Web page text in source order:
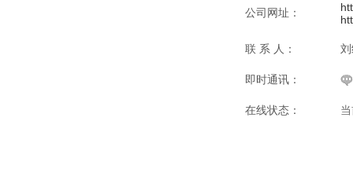
公司网址：
联 系 人：
即时通讯：
在线状态：